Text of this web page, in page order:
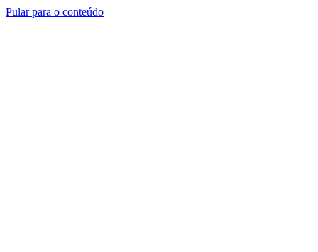
Pular para o conteúdo